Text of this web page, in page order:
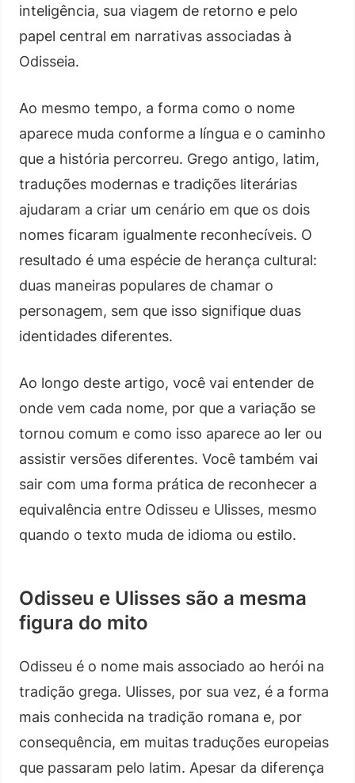
inteligência, sua viagem de retorno e pelo
papel central em narrativas associadas à
Odisseia.
Ao mesmo tempo, a forma como o nome
aparece muda conforme a língua e o caminho
que a história percorreu. Grego antigo, latim,
traduções modernas e tradições literárias
ajudaram a criar um cenário em que os dois
nomes ficaram igualmente reconhecíveis. O
resultado é uma espécie de herança cultural:
duas maneiras populares de chamar o
personagem, sem que isso signifique duas
identidades diferentes.
Ao longo deste artigo, você vai entender de
onde vem cada nome, por que a variação se
tornou comum e como isso aparece ao ler ou
assistir versões diferentes. Você também vai
sair com uma forma prática de reconhecer a
equivalência entre Odisseu e Ulisses, mesmo
quando o texto muda de idioma ou estilo.
Odisseu e Ulisses são a mesma
figura do mito
Odisseu é o nome mais associado ao herói na
tradição grega. Ulisses, por sua vez, é a forma
mais conhecida na tradição romana e, por
consequência, em muitas traduções europeias
que passaram pelo latim. Apesar da diferença